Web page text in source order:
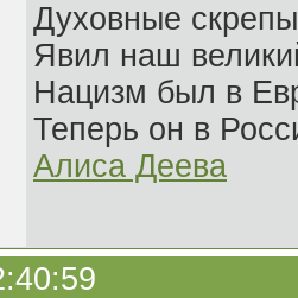
Духовные
Явил наш
Нацизм был в
Теперь он в
Алиса Деева